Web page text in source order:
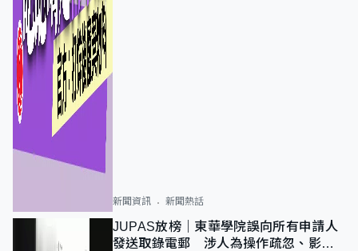
新聞資訊 新聞熱話
JUPAS放榜｜東華學院誤向所有申請人
發送取錄電郵 涉人為操作疏忽、影響